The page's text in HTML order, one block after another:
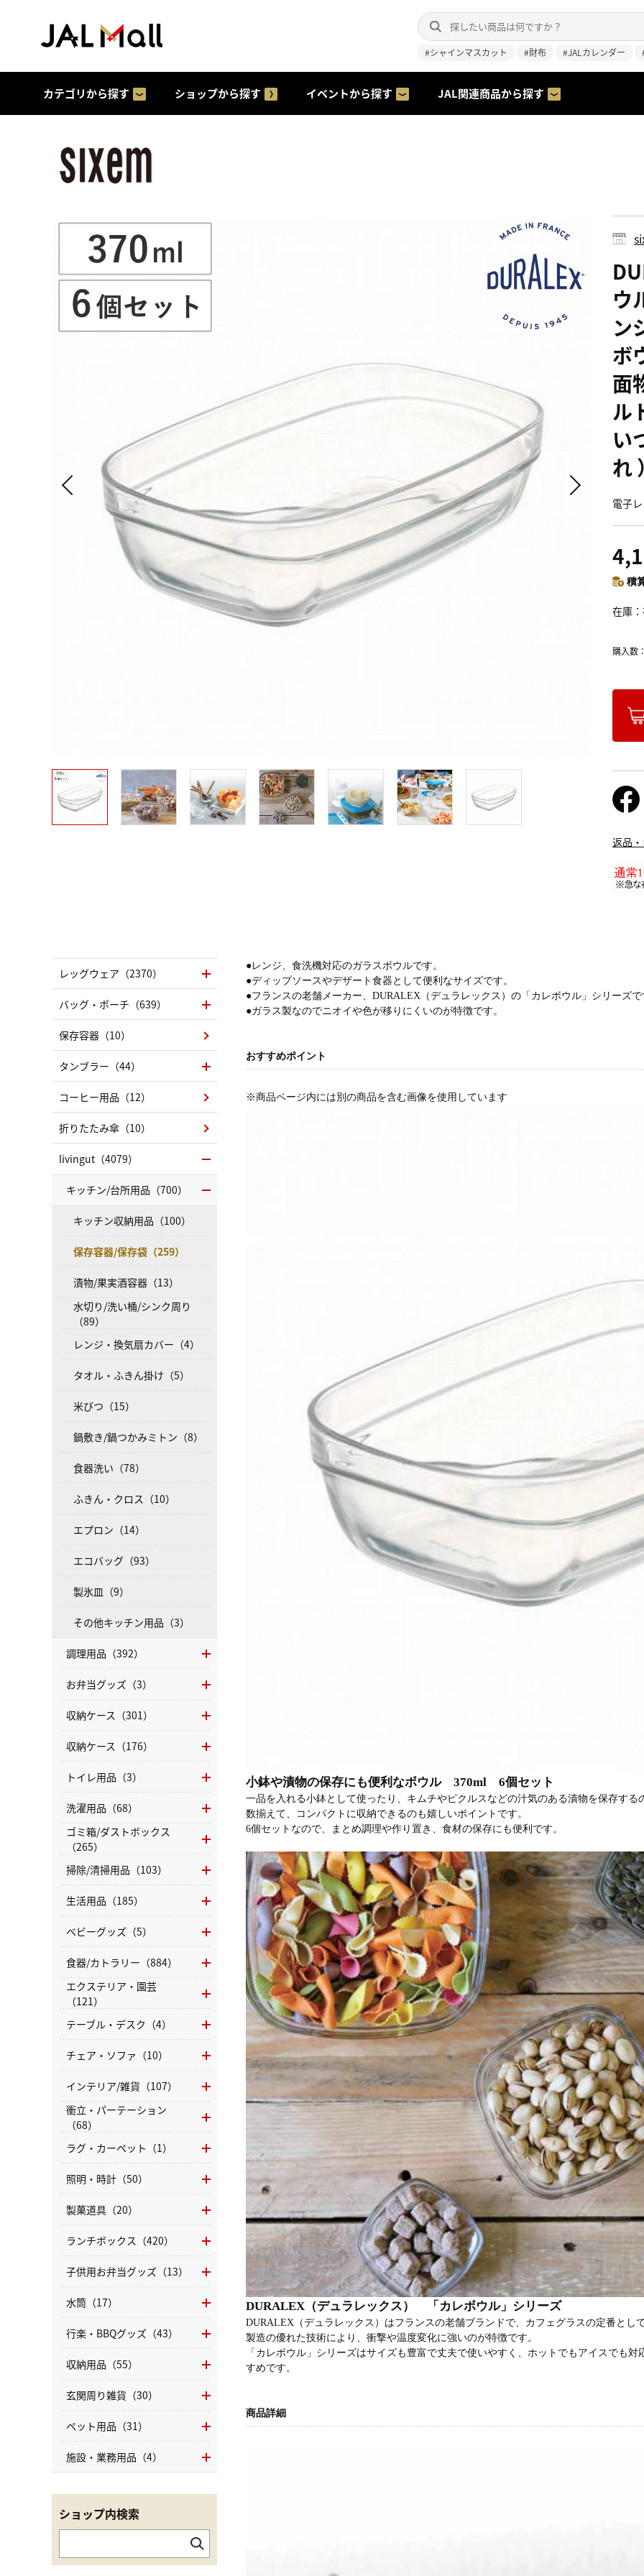
#シャインマスカット #財布 #JALカレンダー
カテゴリから探す ショップから探す イベントから探す JAL関連商品から探す
ウ
ン
ボ
面
ル
い
れ
電子
積
在庫
購入数
返品
●レンジ、食洗機対応のガラスボウルです。
●ディップソースやデザート食器として便利なサイズです。
●フランスの老舗メーカー、DURALEX（デュラレックス）の「カレボウル」シリーズで
●ガラス製なのでニオイや色が移りにくいのが特徴です。
おすすめポイント
※商品ページ内には別の商品を含む画像を使用しています
小鉢や漬物の保存にも便利なボウル 370ml 6個セット
一品を入れる小鉢として使ったり、キムチやピクルスなどの汁気のある漬物を保存す
数揃えて、コンパクトに収納できるのも嬉しいポイントです。
6個セットなので、まとめ調理や作り置き、食材の保存にも便利です。
DURALEX（デュラレックス） 「カレボウル」シリーズ
DURALEX（デュラレックス）はフランスの老舗ブランドで、カフェグラスの定番と
製造の優れた技術により、衝撃や温度変化に強いのが特徴です。
「カレボウル」シリーズはサイズも豊富で丈夫で使いやすく、ホットでもアイスでも
すめです。
商品詳細
レッグウェア（2370）
バッグ・ポーチ（639）
保存容器（10）
タンブラー（44）
コーヒー用品（12）
折りたたみ傘（10）
livingut（4079）
キッチン/台所用品（700）
キッチン収納用品（100）
保存容器/保存袋（259）
漬物/果実酒容器（13）
水切り/洗い桶/シンク周り
（89）
レンジ・換気扇カバー（4）
タオル・ふきん掛け（5）
米びつ（15）
鍋敷き/鍋つかみミトン（8）
食器洗い（78）
ふきん・クロス（10）
エプロン（14）
エコバッグ（93）
製氷皿（9）
その他キッチン用品（3）
調理用品（392）
お弁当グッズ（3）
収納ケース（301）
収納ケース（176）
トイレ用品（3）
洗濯用品（68）
ゴミ箱/ダストボックス
（265）
掃除/清掃用品（103）
生活用品（185）
ベビーグッズ（5）
食器/カトラリー（884）
エクステリア・園芸
（121）
テーブル・デスク（4）
チェア・ソファ（10）
インテリア/雑貨（107）
衝立・パーテーション
（68）
ラグ・カーペット（1）
照明・時計（50）
製菓道具（20）
ランチボックス（420）
子供用お弁当グッズ（13）
水筒（17）
行楽・BBQグッズ（43）
収納用品（55）
玄関周り雑貨（30）
ペット用品（31）
施設・業務用品（4）
ショップ内検索